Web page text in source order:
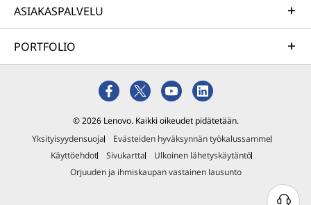
ASIAKASPALVELU
PORTFOLIO
© 2026 Lenovo. Kaikki oikeudet pidätetään.
Yksityisyydensuoja
Evästeiden hyväksynnän työkalussamme
Käyttöehdot
Sivukartta
Ulkoinen lähetyskäytäntö
Orjuuden ja ihmiskaupan vastainen lausunto